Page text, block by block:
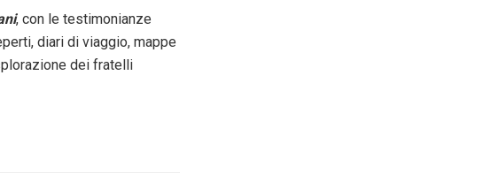
, con le testimonianze
diari di viaggio, mappe
dei fratelli